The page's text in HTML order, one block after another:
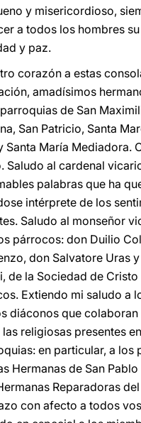
y misericordioso,
a todos los hombres
y paz.
corazón a estas
amadísimos
de San
San Patricio, Santa
Santa María Mediadora.
Saludo al cardenal
palabras que ha
intérprete de los
Saludo al monseñor
párrocos: don Duilio
don Salvatore Uras
de la Sociedad de
Extiendo mi saludo a
diáconos que colaboran
religiosas presentes
en particular, a los
Hermanas de San Pablo
Reparadoras
con afecto a todos